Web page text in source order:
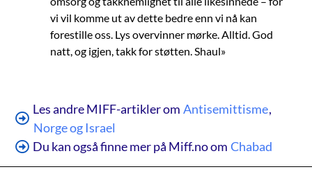
vi vil komme ut av dette bedre enn vi nå kan
forestille oss. Lys overvinner mørke. Alltid. God
natt, og igjen, takk for støtten. Shaul»
Les andre MIFF-artikler om Antisemittisme,
Norge og Israel
Du kan også finne mer på Miff.no om Chabad